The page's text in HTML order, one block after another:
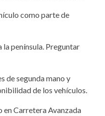
como parte de
la península. Preguntar
de segunda mano y
de los vehículos.
en Carretera Avanzada